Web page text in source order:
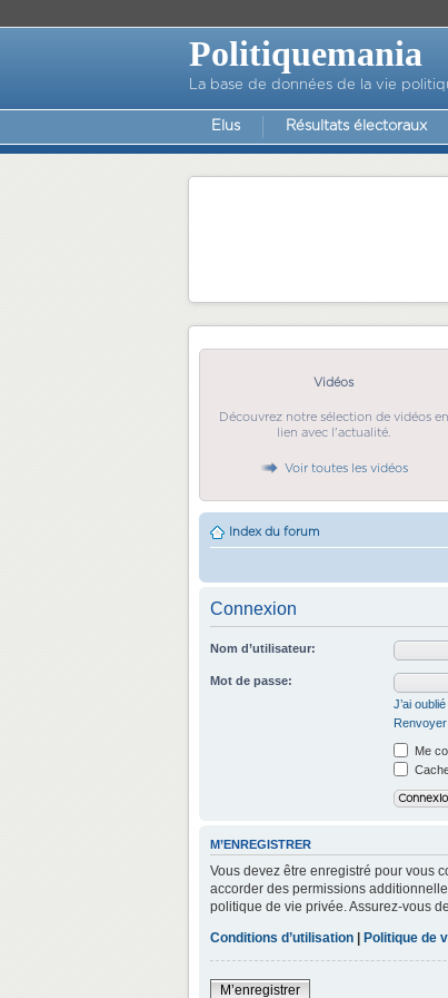
Politiquemania
La base de données de la vie
Elus Résultats électoraux
Vidéos
Découvrez notre sélection de vidéos en
lien avec l'actualité.
Voir toutes les vidéos
Index du forum
Connexion
Nom d’utilisateur:
Mot de passe:
J’ai
Renvoyer
Me
M’ENREGISTRER
Vous devez être enregistré pour vous
accorder des permissions
politique de vie privée. Assurez-vous
Conditions d’utilisation | Politique de
M’enregistrer